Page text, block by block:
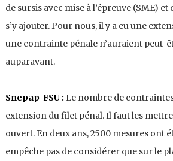
de sursis avec mise à l’épreuve (SME)
s’y ajouter. Pour nous, il y a eu une
une contrainte pénale n’auraient peut-
auparavant.
Snepap-FSU : Le nombre de
extension du filet pénal. Il faut les
ouvert. En deux ans, 2500 mesures ont
empêche pas de considérer que sur le